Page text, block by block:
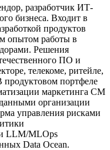
разработчик ИТ-
бизнеса. Входит в
продуктов
опытом работы в
Решения
ПО и
телекоме, ритейле,
продуктовом портфеле
маркетинга CM
организации
управления рисками
LLM/MLOps
Data Ocean.